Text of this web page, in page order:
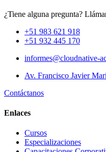
¿Tiene alguna pregunta?
+51 983 621 918
+51 932 445 170
informes@cloudnative-
Av. Francisco Javier
Contáctanos
Enlaces
Cursos
Especializaciones